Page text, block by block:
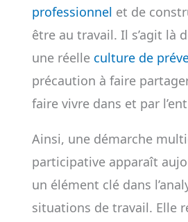
professionnel et de
être au travail. Il s’agit là
une réelle culture de
précaution à faire
faire vivre dans et par
Ainsi, une démarche
participative apparaît
un élément clé dans
situations de travail. Elle